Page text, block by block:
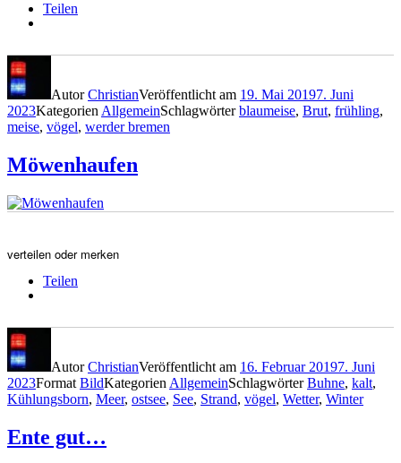
Teilen
AutorChristianVeröffentlicht am 19. Mai 20197. Juni
2023KategorienAllgemeinSchlagwörterblaumeise, Brut, frühling,
meise, vögel, werder bremen
Möwenhaufen
verteilen oder merken
Teilen
AutorChristianVeröffentlicht am 16. Februar 20197. Juni
2023Format BildKategorien AllgemeinSchlagwörterBuhne, kalt,
Kühlungsborn, Meer, ostsee, See, Strand, vögel, Wetter, Winter
Ente gut…